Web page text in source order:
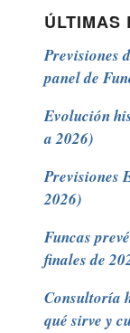
ÚLTIMAS
Previsiones
panel de
Evolución
a 2026)
Previsiones
2026)
Funcas
finales de
Consultoría
qué sirve y